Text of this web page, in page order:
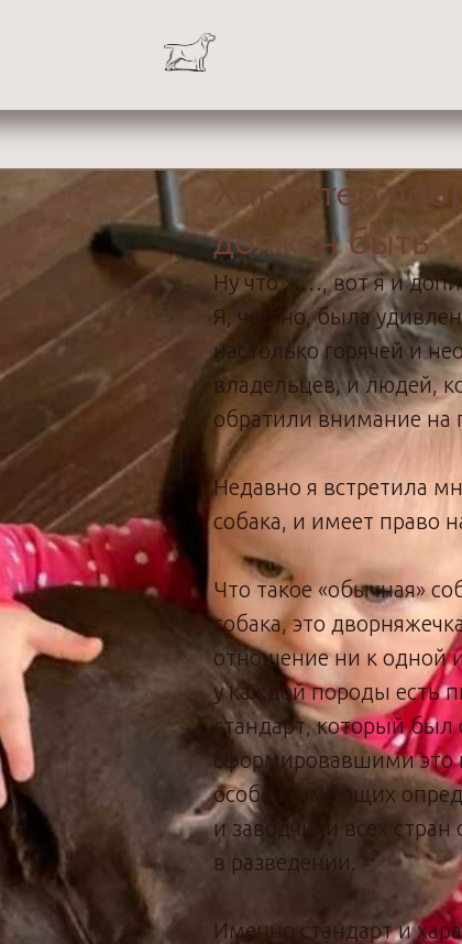
Характер
должен быть
Ну что ж…, вот я и
Я, честно, была
настолько горячей и
владельцев, и людей,
обратили внимание на
Недавно я встретила
собака, и имеет право
Что такое «обычная»
собака, это
отношение ни к одной
у каждой породы есть
стандарт, который
сформировавшими это
особей, имеющих
и заводчики всех
в разведении.
Именно стандарт и